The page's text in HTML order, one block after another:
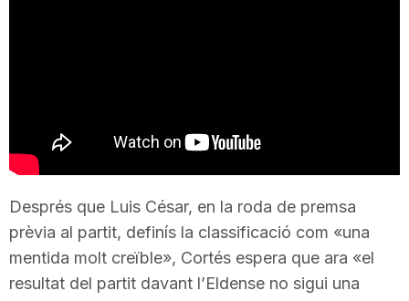
r
Després que Luis César, en la roda de premsa
prèvia al partit, definís la classificació com «una
mentida molt creïble», Cortés espera que ara «el
resultat del partit davant l’Eldense no sigui una